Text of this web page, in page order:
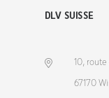
DLV SUISSE
10,
67170